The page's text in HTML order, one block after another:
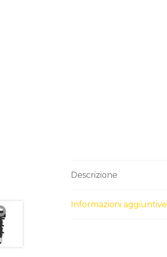
Descrizione
Informazioni aggiuntive